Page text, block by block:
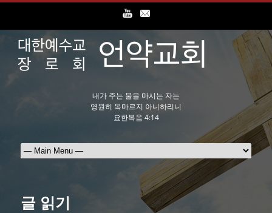
내가 주는 물을 마시는 자는
영원히 목마르지 아니하리니
요한복음 4:14
글 읽기